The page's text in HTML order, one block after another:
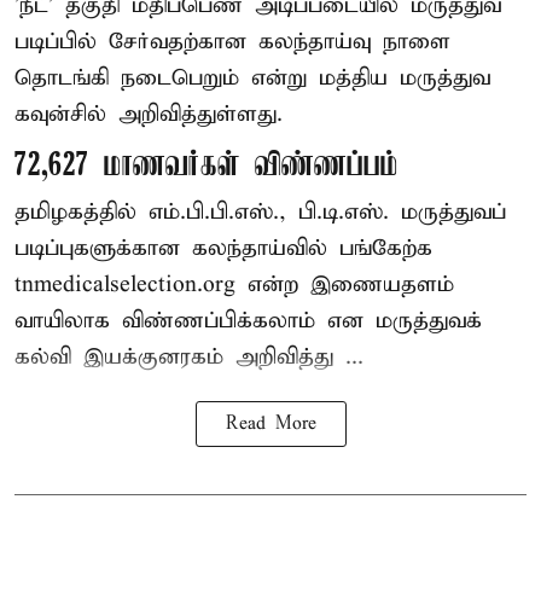
படிப்பில் சேர்வதற்கான கலந்தாய்வு நாளை
தொடங்கி நடைபெறும் என்று மத்திய மருத்துவ
கவுன்சில் அறிவித்துள்ளது.
72,627 மாணவர்கள் விண்ணப்பம்
தமிழகத்தில் எம்.பி.பி.எஸ்., பி.டி.எஸ். மருத்துவப்
படிப்புகளுக்கான கலந்தாய்வில் பங்கேற்க
tnmedicalselection.org என்ற இணையதளம்
வாயிலாக விண்ணப்பிக்கலாம் என மருத்துவக்
கல்வி இயக்குனரகம் அறிவித்து ...
Read More